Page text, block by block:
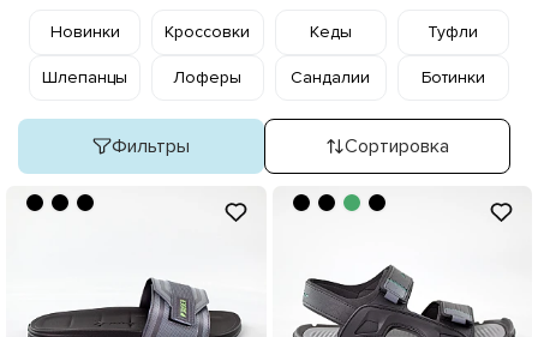
Новинки Кроссовки Кеды Туфли
Шлепанцы Лоферы Сандалии Ботинки
Фильтры Сортировка